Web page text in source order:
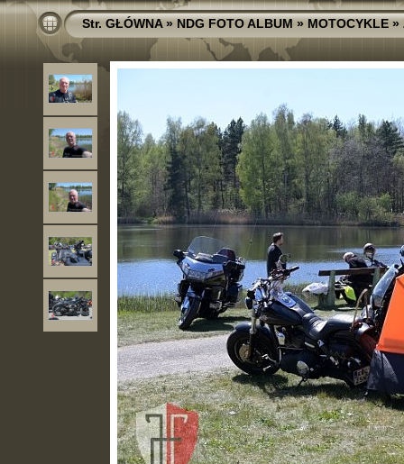
Str. GŁÓWNA»NDG FOTO ALBUM»MOTOCYKLE»